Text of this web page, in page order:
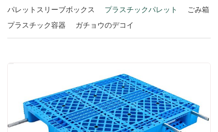
パレットスリーブボックス
プラスチックパレット
ごみ箱
プラスチック容器
ガチョウのデコイ